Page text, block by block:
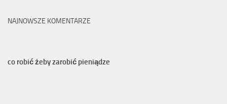
NAJNOWSZE KOMENTARZE
co robić żeby zarobić pieniądze